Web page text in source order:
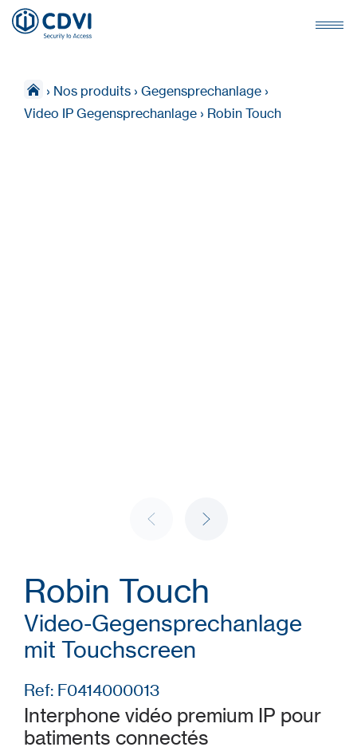
› Nos produits › Gegensprechanlage ›
Video IP Gegensprechanlage › Robin Touch
Robin Touch
Video-Gegensprechanlage
mit Touchscreen
Ref: F0414000013
Interphone vidéo premium IP pour
batiments connectés